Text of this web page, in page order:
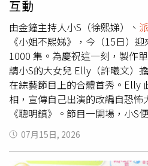
那一刻，才深深被暖到。小S也
鐘主持棒「真的非常有種」，因
到當初接下代班的契機，Sandy
接接到製作人B2的電話，小S不
是覺得B2很沒禮貌？」Sandy
啦！」她坦言當時沒想太多，只
後更幽默補刀：「而且剛好那
了，我剛好有時間啦！」小S聽
沒有理由拒絕耶！」Sandy也坦
如此高的關注度，消息一出甚
謬的是，她的經紀人看到後氣
互動
由金鐘主持人小S（徐熙娣）、
《小姐不熙娣》，今（15日）
1000 集。為慶祝這一刻，製作
請小S的大女兒 Elly（許曦文）
在綜藝節目上的合體首秀。Elly
相，宣傳自己出演的改編自恐
《聰明鎮》。節目一開場，小S
時很緊張，每一場戲都是她陪
果播出後Elly的演出很受歡迎，
聊到擇偶條件，熱愛運動的 Elly
07月15日, 2026